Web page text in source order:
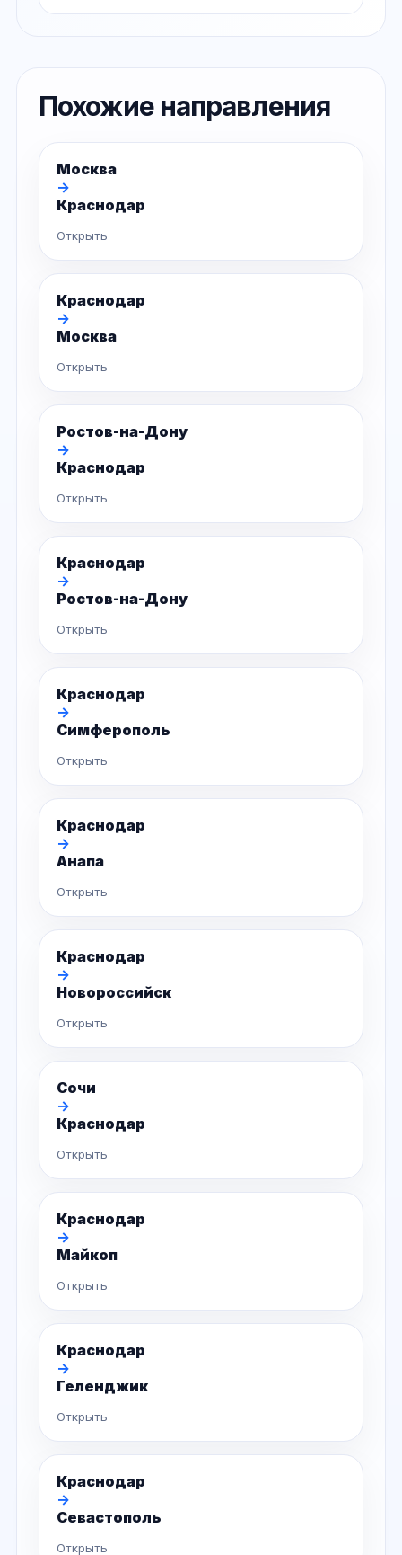
Похожие направления
Москва
→
Краснодар
Открыть
Краснодар
→
Москва
Открыть
Ростов-на-Дону
→
Краснодар
Открыть
Краснодар
→
Ростов-на-Дону
Открыть
Краснодар
→
Симферополь
Открыть
Краснодар
→
Анапа
Открыть
Краснодар
→
Новороссийск
Открыть
Сочи
→
Краснодар
Открыть
Краснодар
→
Майкоп
Открыть
Краснодар
→
Геленджик
Открыть
Краснодар
→
Севастополь
Открыть